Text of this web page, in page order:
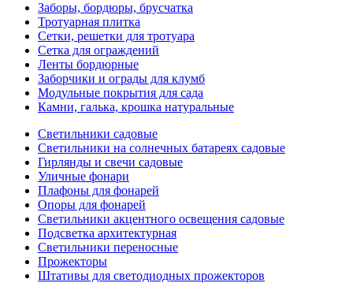
Заборы, бордюры, брусчатка
Тротуарная плитка
Сетки, решетки для тротуара
Сетка для ограждений
Ленты бордюрные
Заборчики и ограды для клумб
Модульные покрытия для сада
Камни, галька, крошка натуральные
Светильники садовые
Светильники на солнечных батареях садовые
Гирлянды и свечи садовые
Уличные фонари
Плафоны для фонарей
Опоры для фонарей
Светильники акцентного освещения садовые
Подсветка архитектурная
Светильники переносные
Прожекторы
Штативы для светодиодных прожекторов